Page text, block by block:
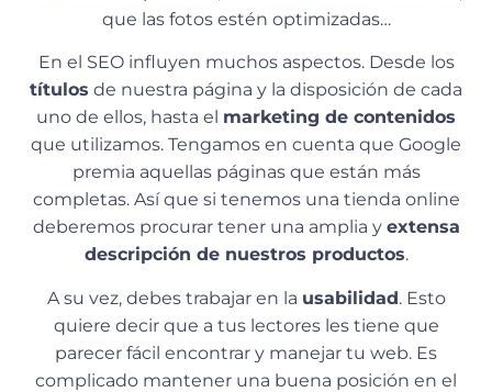
que las fotos estén optimizadas…
En el SEO influyen muchos aspectos. Desde los
títulos de nuestra página y la disposición de cada
uno de ellos, hasta el marketing de contenidos
que utilizamos. Tengamos en cuenta que Google
premia aquellas páginas que están más
completas. Así que si tenemos una tienda online
deberemos procurar tener una amplia y extensa
descripción de nuestros productos.
A su vez, debes trabajar en la usabilidad. Esto
quiere decir que a tus lectores les tiene que
parecer fácil encontrar y manejar tu web. Es
complicado mantener una buena posición en el